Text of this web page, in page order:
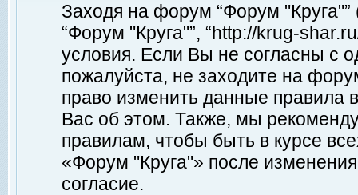
Заходя на форум “Форум
“Форум "Круга"”, “http://krug-
условия. Если Вы не согласны с
пожалуйста, не заходите на
право изменить данные правила
Вас об этом. Также, мы
правилам, чтобы быть в курсе
«Форум "Круга"» после
согласие.